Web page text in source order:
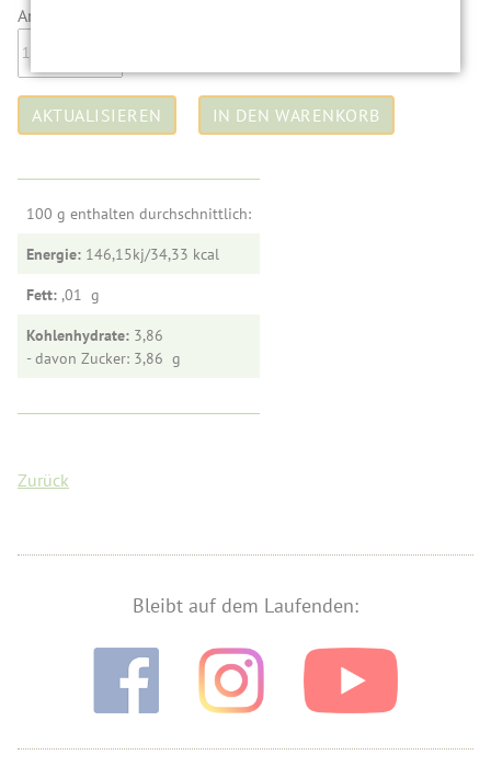
Anzahl:
100 g enthalten durchschnittlich:
Energie: 146,15kj/34,33
Fett: ,01
Kohlenhydrate: 3,86
- davon Zucker: 3,86
Zurück
Bleibt auf dem Laufenden: